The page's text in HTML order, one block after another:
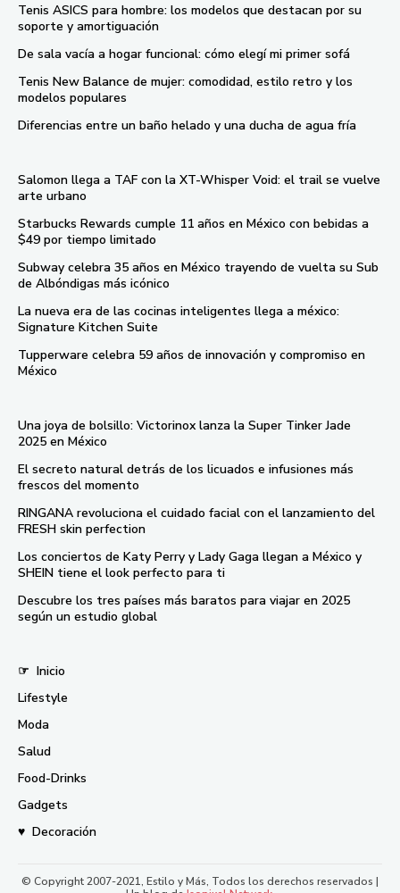
Tenis ASICS para hombre: los modelos que destacan por su
soporte y amortiguación
De sala vacía a hogar funcional: cómo elegí mi primer sofá
Tenis New Balance de mujer: comodidad, estilo retro y los
modelos populares
Diferencias entre un baño helado y una ducha de agua fría
Salomon llega a TAF con la XT-Whisper Void: el trail se vuelve
arte urbano
Starbucks Rewards cumple 11 años en México con bebidas a
$49 por tiempo limitado
Subway celebra 35 años en México trayendo de vuelta su Sub
de Albóndigas más icónico
La nueva era de las cocinas inteligentes llega a méxico:
Signature Kitchen Suite
Tupperware celebra 59 años de innovación y compromiso en
México
Una joya de bolsillo: Victorinox lanza la Super Tinker Jade
2025 en México
El secreto natural detrás de los licuados e infusiones más
frescos del momento
RINGANA revoluciona el cuidado facial con el lanzamiento del
FRESH skin perfection
Los conciertos de Katy Perry y Lady Gaga llegan a México y
SHEIN tiene el look perfecto para ti
Descubre los tres países más baratos para viajar en 2025
según un estudio global
☞ Inicio
Lifestyle
Moda
Salud
Food-Drinks
Gadgets
♥ Decoración
© Copyright 2007-2021, Estilo y Más, Todos los derechos reservados |